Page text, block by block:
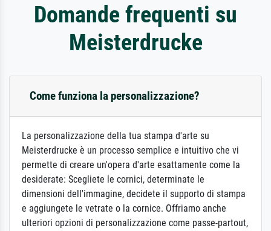
Domande frequenti su
Meisterdrucke
Come funziona la personalizzazione?
La personalizzazione della tua stampa d'arte su
Meisterdrucke è un processo semplice e intuitivo che vi
permette di creare un'opera d'arte esattamente come la
desiderate: Scegliete le cornici, determinate le
dimensioni dell'immagine, decidete il supporto di stampa
e aggiungete le vetrate o la cornice. Offriamo anche
ulteriori opzioni di personalizzazione come passe-partout,